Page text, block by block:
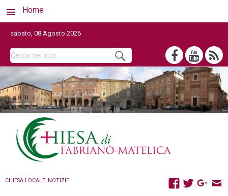
Home
sabato, 08 Agosto 2026
CHIESA LOCALE, NOTIZIE